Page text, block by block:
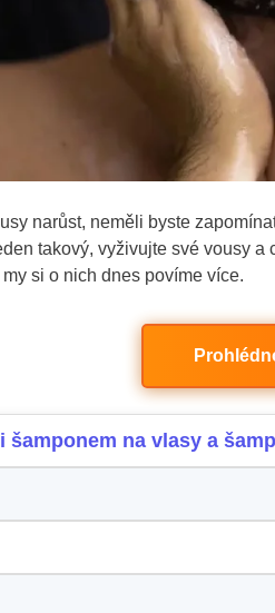
narůst, neměli byste
takový, vyživujte své vousy
si o nich dnes povíme více.
šamponem na vlasy a